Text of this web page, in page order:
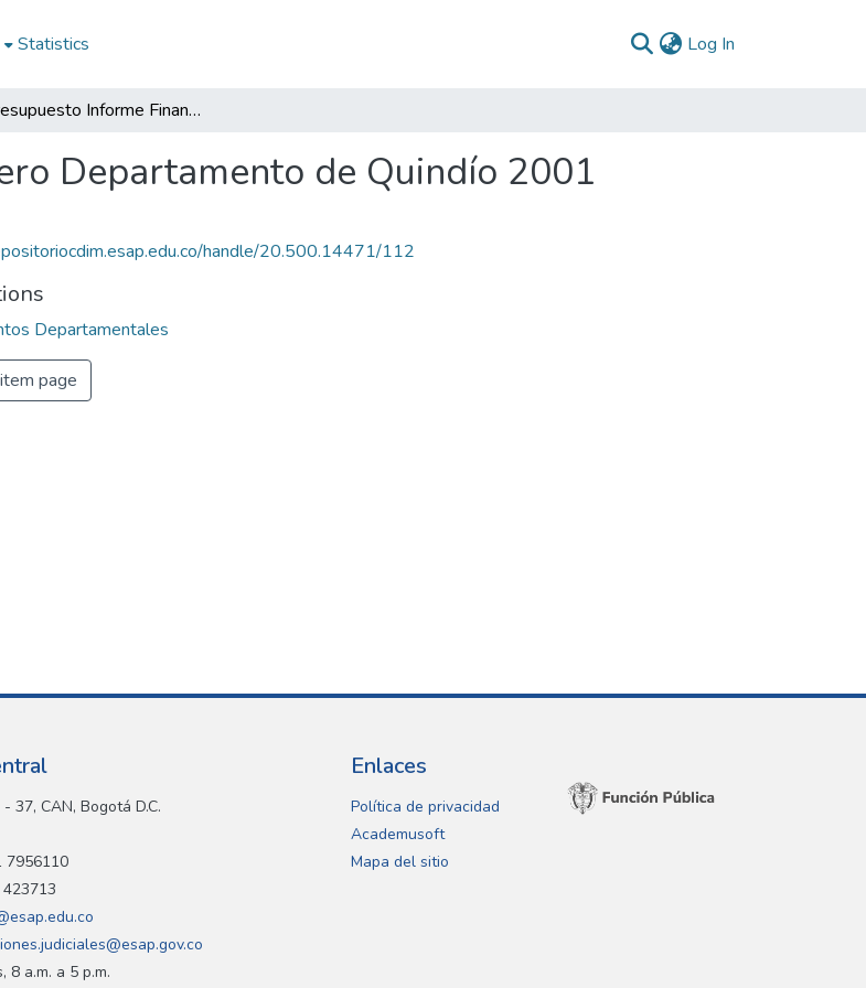
Statistics Log In
Presupuesto Informe Financiero Departamento de Quindío 2001
Departamento de Quindío 2001
handle/20.500.14471/112
Departamentales
page
37, CAN, Bogotá D.C.
7956110
8 a.m. a 5 p.m.
Enlaces
Política de privacidad
Academusoft
Mapa del sitio